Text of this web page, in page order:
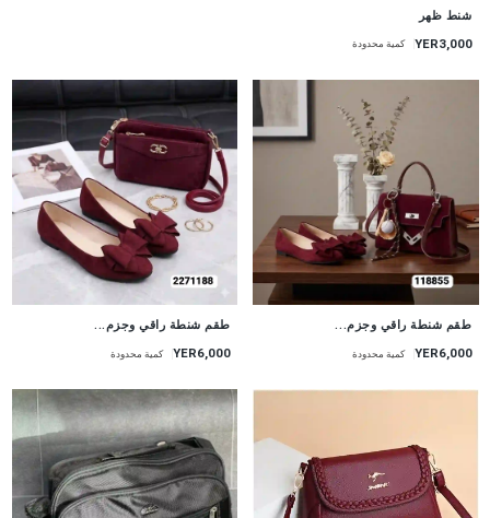
شنط ظهر
YER3,000 كمية محدودة
طقم شنطة راقي وجزم...
YER6,000 كمية محدودة
طقم شنطة راقي وجزم...
YER6,000 كمية محدودة